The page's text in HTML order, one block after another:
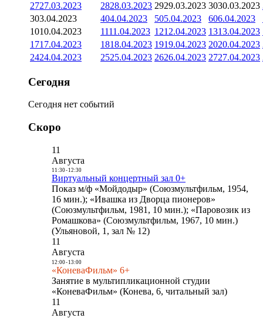
2727.03.2023 2828.03.2023 2929.03.2023 3030.03.2023
303.04.2023 404.04.2023 505.04.2023 606.04.2023
1010.04.2023 1111.04.2023 1212.04.2023 1313.04.2023
1717.04.2023 1818.04.2023 1919.04.2023 2020.04.2023
2424.04.2023 2525.04.2023 2626.04.2023 2727.04.2023
Сегодня
Сегодня нет событий
Скоро
11
Августа
11:30- 12:30
Виртуальный концертный зал 0+
Показ м/ф «Мойдодыр» (Союзмультфильм, 1954,
16 мин.); «Ивашка из Дворца пионеров»
(Союзмультфильм, 1981, 10 мин.); «Паровозик из
Ромашкова» (Союзмультфильм, 1967, 10 мин.)
(Ульяновой, 1, зал № 12)
11
Августа
12:00- 13:00
«КоневаФильм» 6+
Занятие в мультипликационной студии
«КоневаФильм» (Конева, 6, читальный зал)
11
Августа